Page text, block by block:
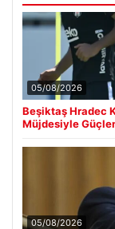
05/08/2026
Beşiktaş Hradec
Müjdesiyle
05/08/2026